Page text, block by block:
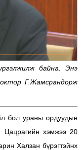
байна. Энэ
Г.Жамсрандорж
бол ураны ордуудын
Цацрагийн хэмжээ 20
Халзан бүрэгтэйнх